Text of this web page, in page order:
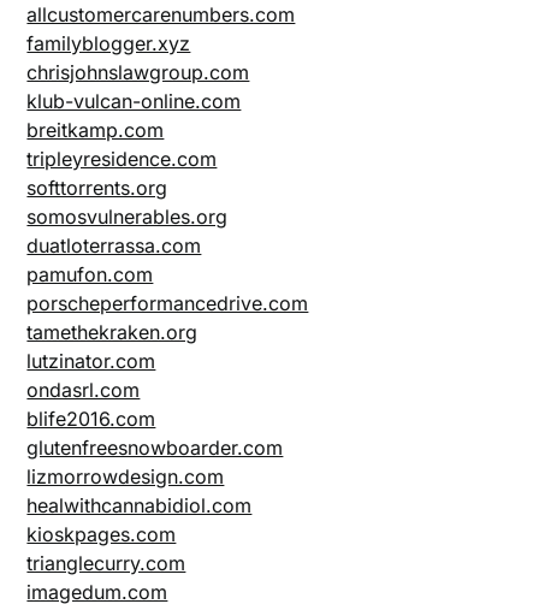
allcustomercarenumbers.com
familyblogger.xyz
chrisjohnslawgroup.com
klub-vulcan-online.com
breitkamp.com
tripleyresidence.com
softtorrents.org
somosvulnerables.org
duatloterrassa.com
pamufon.com
porscheperformancedrive.com
tamethekraken.org
lutzinator.com
ondasrl.com
blife2016.com
glutenfreesnowboarder.com
lizmorrowdesign.com
healwithcannabidiol.com
kioskpages.com
trianglecurry.com
imagedum.com